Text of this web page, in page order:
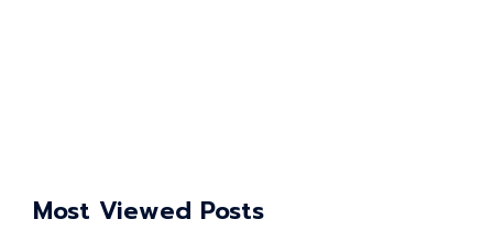
Most Viewed Posts